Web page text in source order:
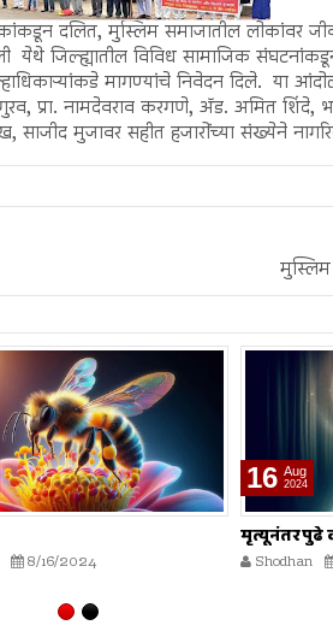
दलित, मुस्लिम समाजातील
येथे जिल्ह्यातील विविध सामाजिक
मागण्यांचे निवेदन दिले. या
प्रा. नामदेवराव करगणे, ॲड. अमित शिंदे,
मुजावर सहीत हजारोंच्या संख्येने
काय
8/16/2024
16 Aug
2024
भारतीय
योगदान